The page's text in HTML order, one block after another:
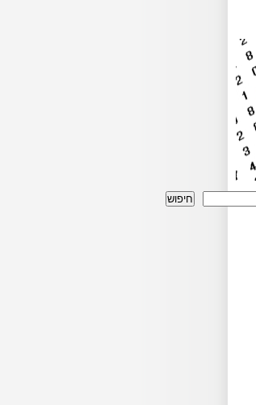
חיפוש